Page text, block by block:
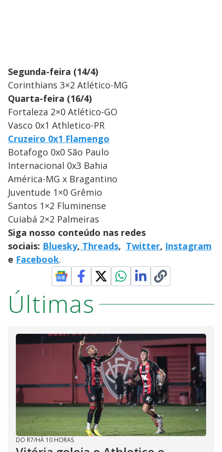
Segunda-feira (14/4)
Corinthians 3×2 Atlético-MG
Quarta-feira (16/4)
Fortaleza 2×0 Atlético-GO
Vasco 0x1 Athletico-PR
Cruzeiro 0x1 Flamengo
Botafogo 0x0 São Paulo
Internacional 0x3 Bahia
América-MG x Bragantino
Juventude 1×0 Grêmio
Santos 1×2 Fluminense
Cuiabá 2×2 Palmeiras
Siga nosso conteúdo nas redes
sociais: Bluesky, Threads, Twitter, Instagram
e Facebook.
Últimas
DO R7/HÁ 10 HORAS